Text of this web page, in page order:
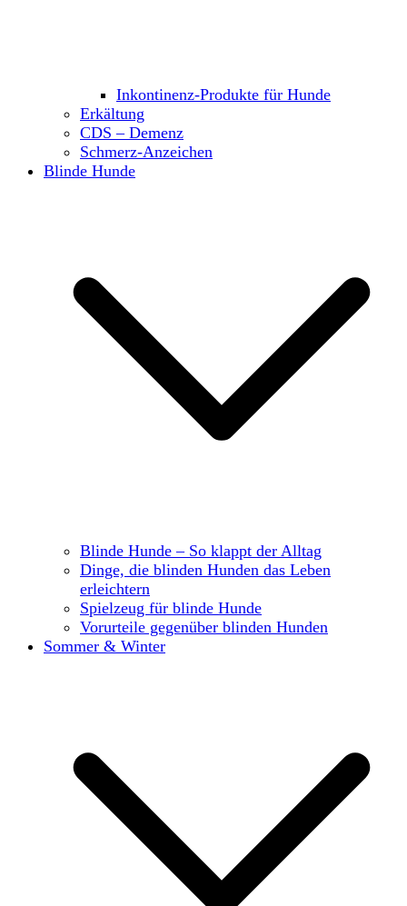
Inkontinenz-Produkte für Hunde
Erkältung
CDS – Demenz
Schmerz-Anzeichen
Blinde Hunde
Blinde Hunde – So klappt der Alltag
Dinge, die blinden Hunden das Leben
erleichtern
Spielzeug für blinde Hunde
Vorurteile gegenüber blinden Hunden
Sommer & Winter